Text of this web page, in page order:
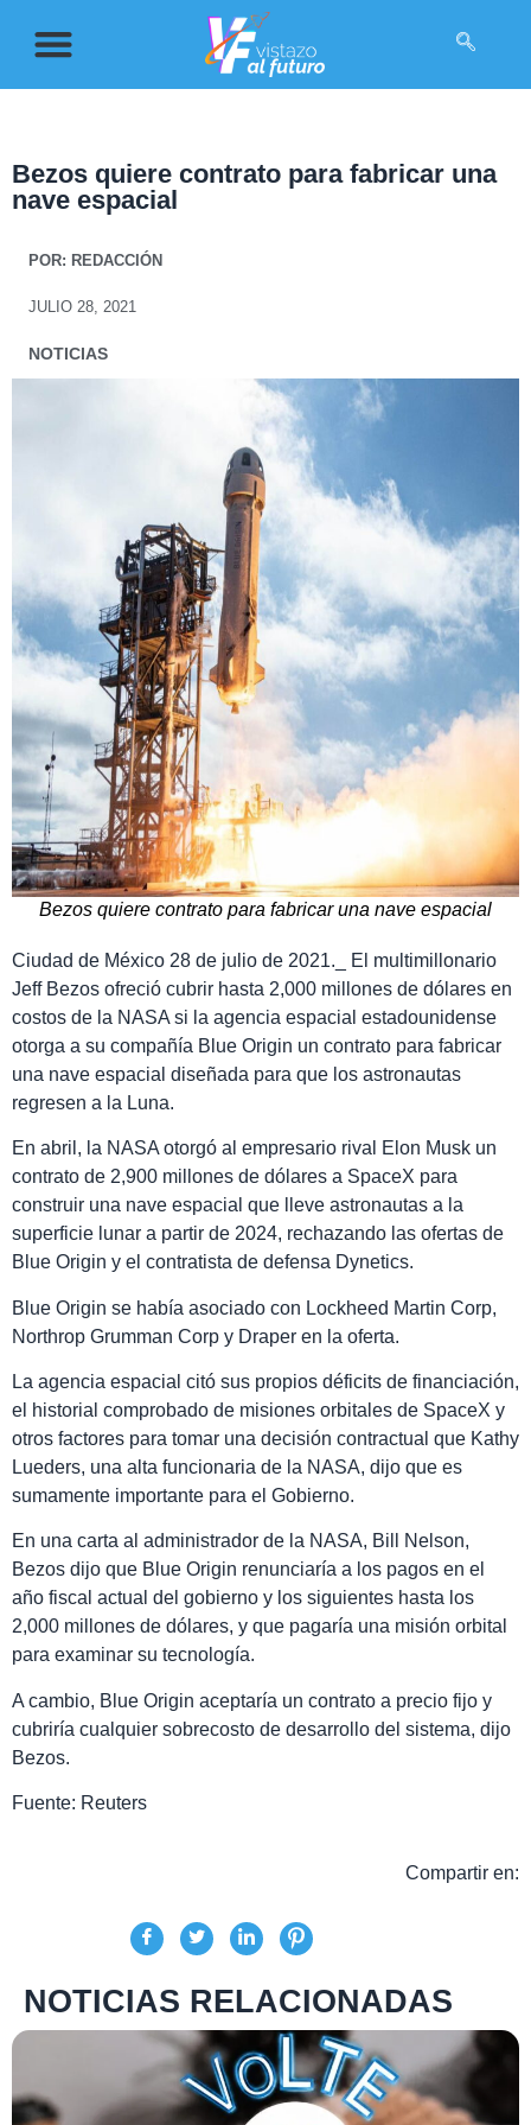
Bezos quiere contrato para fabricar una
nave espacial
POR: REDACCIÓN
JULIO 28, 2021
NOTICIAS
Bezos quiere contrato para fabricar una nave espacial
Ciudad de México 28 de julio de 2021._ El multimillonario
Jeff Bezos ofreció cubrir hasta 2,000 millones de dólares en
costos de la NASA si la agencia espacial estadounidense
otorga a su compañía Blue Origin un contrato para fabricar
una nave espacial diseñada para que los astronautas
regresen a la Luna.
En abril, la NASA otorgó al empresario rival Elon Musk un
contrato de 2,900 millones de dólares a SpaceX para
construir una nave espacial que lleve astronautas a la
superficie lunar a partir de 2024, rechazando las ofertas de
Blue Origin y el contratista de defensa Dynetics.
Blue Origin se había asociado con Lockheed Martin Corp,
Northrop Grumman Corp y Draper en la oferta.
La agencia espacial citó sus propios déficits de financiación,
el historial comprobado de misiones orbitales de SpaceX y
otros factores para tomar una decisión contractual que Kathy
Lueders, una alta funcionaria de la NASA, dijo que es
sumamente importante para el Gobierno.
En una carta al administrador de la NASA, Bill Nelson,
Bezos dijo que Blue Origin renunciaría a los pagos en el
año fiscal actual del gobierno y los siguientes hasta los
2,000 millones de dólares, y que pagaría una misión orbital
para examinar su tecnología.
A cambio, Blue Origin aceptaría un contrato a precio fijo y
cubriría cualquier sobrecosto de desarrollo del sistema, dijo
Bezos.
Fuente: Reuters
Compartir en:
NOTICIAS RELACIONADAS